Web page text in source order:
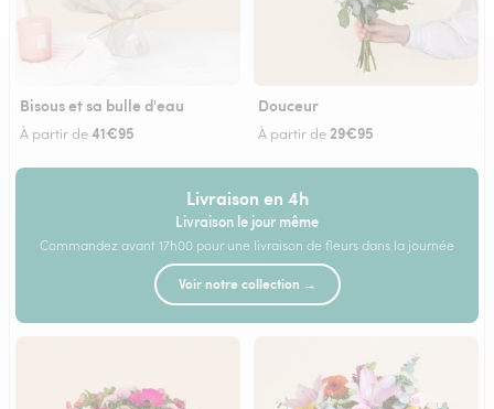
Bisous et sa bulle d'eau
À partir de41€95
Douceur
À partir de 29€95
Livraison en 4h
Livraison le jour même
Commandez avant 17h00 pour une livraison de fleurs dans la journée
Voir notre collection →